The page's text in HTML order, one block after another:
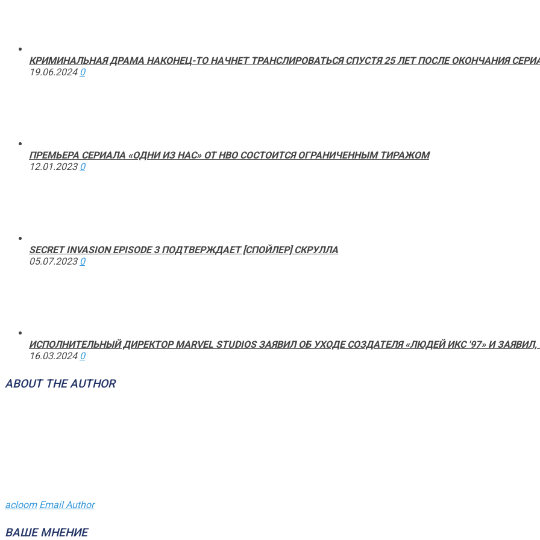
КРИМИНАЛЬНАЯ ДРАМА НАКОНЕЦ-ТО НАЧНЕТ ТРАНСЛИРОВАТЬСЯ СПУСТЯ 25 ЛЕТ ПОСЛЕ ОКОНЧАНИЯ
19.06.2024 0
ПРЕМЬЕРА СЕРИАЛА «ОДНИ ИЗ НАС» ОТ HBO СОСТОИТСЯ ОГРАНИЧЕННЫМ ТИРАЖОМ
12.01.2023 0
SECRET INVASION EPISODE 3 ПОДТВЕРЖДАЕТ [СПОЙЛЕР] СКРУЛЛА
05.07.2023 0
ИСПОЛНИТЕЛЬНЫЙ ДИРЕКТОР MARVEL STUDIOS ЗАЯВИЛ ОБ УХОДЕ СОЗДАТЕЛЯ «ЛЮДЕЙ ИКС '97» И
16.03.2024 0
ABOUT THE AUTHOR
acloom Email Author
ВАШЕ МНЕНИЕ